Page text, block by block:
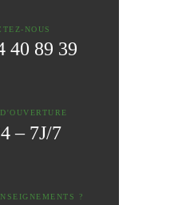
NOUS
40 89 39
– 7J/7
?